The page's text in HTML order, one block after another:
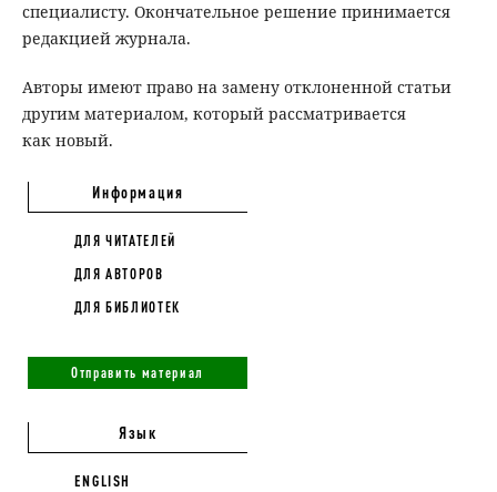
специалисту. Окончательное решение принимается
редакцией журнала.
Авторы имеют право на замену отклоненной статьи
другим материалом, который рассматривается
как новый.
Информация
ДЛЯ ЧИТАТЕЛЕЙ
ДЛЯ АВТОРОВ
ДЛЯ БИБЛИОТЕК
Отправить материал
Язык
ENGLISH